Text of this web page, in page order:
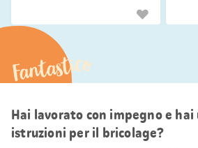
Fantastico
Hai lavorato con impegno e
istruzioni per il bricolage?